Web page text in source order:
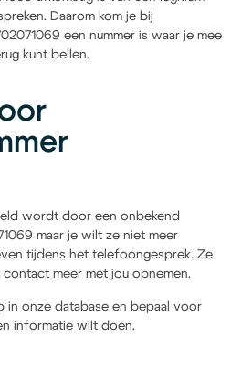
Daarom kom je bij
een nummer is waar je mee
kunt bellen.
wordt door een onbekend
maar je wilt ze niet meer
tijdens het telefoongesprek. Ze
meer met jou opnemen.
in onze database en bepaal voor
informatie wilt doen.